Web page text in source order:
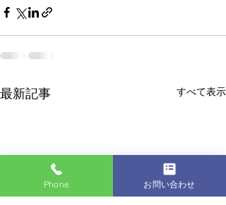
最新記事 すべて表示
Phone お問い合わせ